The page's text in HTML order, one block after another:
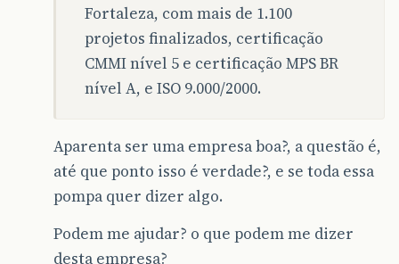
Fortaleza, com mais de 1.100
projetos finalizados, certificação
CMMI nível 5 e certificação MPS BR
nível A, e ISO 9.000/2000.
Aparenta ser uma empresa boa?, a questão é,
até que ponto isso é verdade?, e se toda essa
pompa quer dizer algo.
Podem me ajudar? o que podem me dizer
desta empresa?